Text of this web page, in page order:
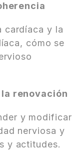
cardíaca y la
cómo se
renovación
y modificar
nerviosa y
y actitudes.